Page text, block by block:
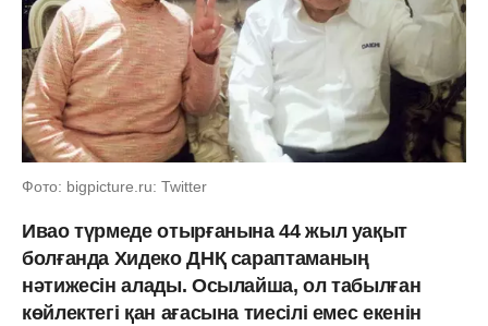
Фото: bigpicture.ru: Twitter
Ивао түрмеде отырғанына 44 жыл уақыт
болғанда Хидеко ДНҚ сараптаманың
нәтижесін алады. Осылайша, ол табылған
көйлектегі қан ағасына тиесілі емес екенін